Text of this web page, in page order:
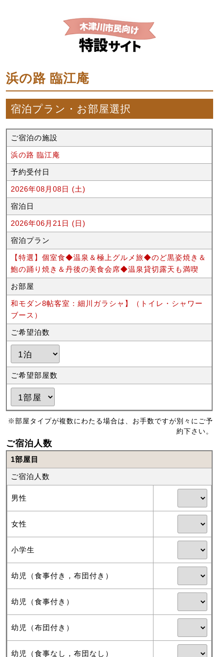
浜の路 臨江庵
宿泊プラン・お部屋選択
ご宿泊の施設
浜の路 臨江庵
予約受付日
2026年08月08日 (土)
宿泊日
2026年06月21日 (日)
宿泊プラン
【特選】個室食◆温泉＆極上グルメ旅◆のど黒姿焼き＆
鮑の踊り焼き＆丹後の美食会席◆温泉貸切露天も満喫
お部屋
和モダン8帖客室：細川ガラシャ】（トイレ・シャワー
ブース）
ご希望泊数
ご希望部屋数
※部屋タイプが複数にわたる場合は、お手数ですが別々にご予
約下さい。
ご宿泊人数
1部屋目
ご宿泊人数
男性
女性
小学生
幼児（食事付き，布団付き）
幼児（食事付き）
幼児（布団付き）
幼児（食事なし，布団なし）